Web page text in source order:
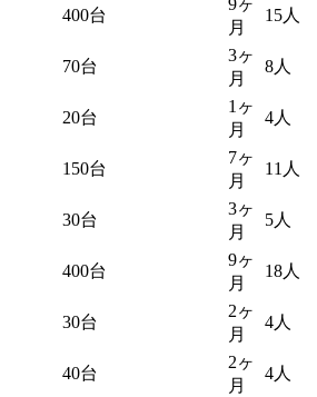
400台
月
15人
70台
3ヶ
月
8人
20台
1ヶ
月
4人
150台
7ヶ
月
11人
30台
3ヶ
月
5人
400台
9ヶ
月
18人
30台
2ヶ
月
4人
40台
2ヶ
月
4人